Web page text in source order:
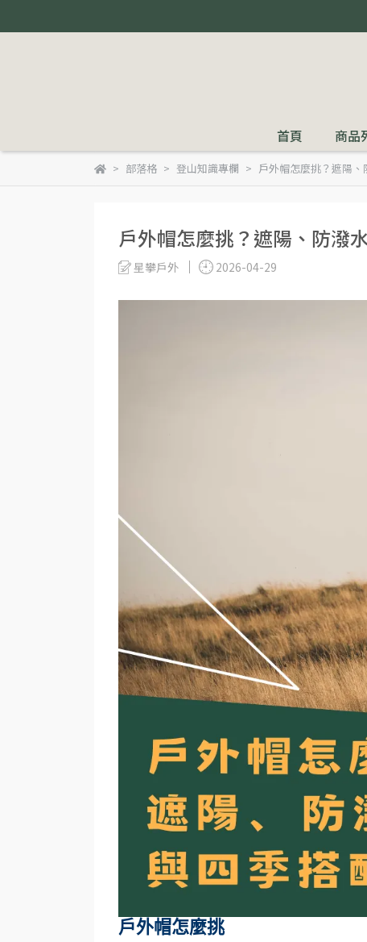
首頁 商品
部落格 登山知識專欄 戶外帽怎麼挑？遮陽
戶外帽怎麼挑？遮陽、防潑
星攀戶外 2026-04-29
戶外帽怎麼挑